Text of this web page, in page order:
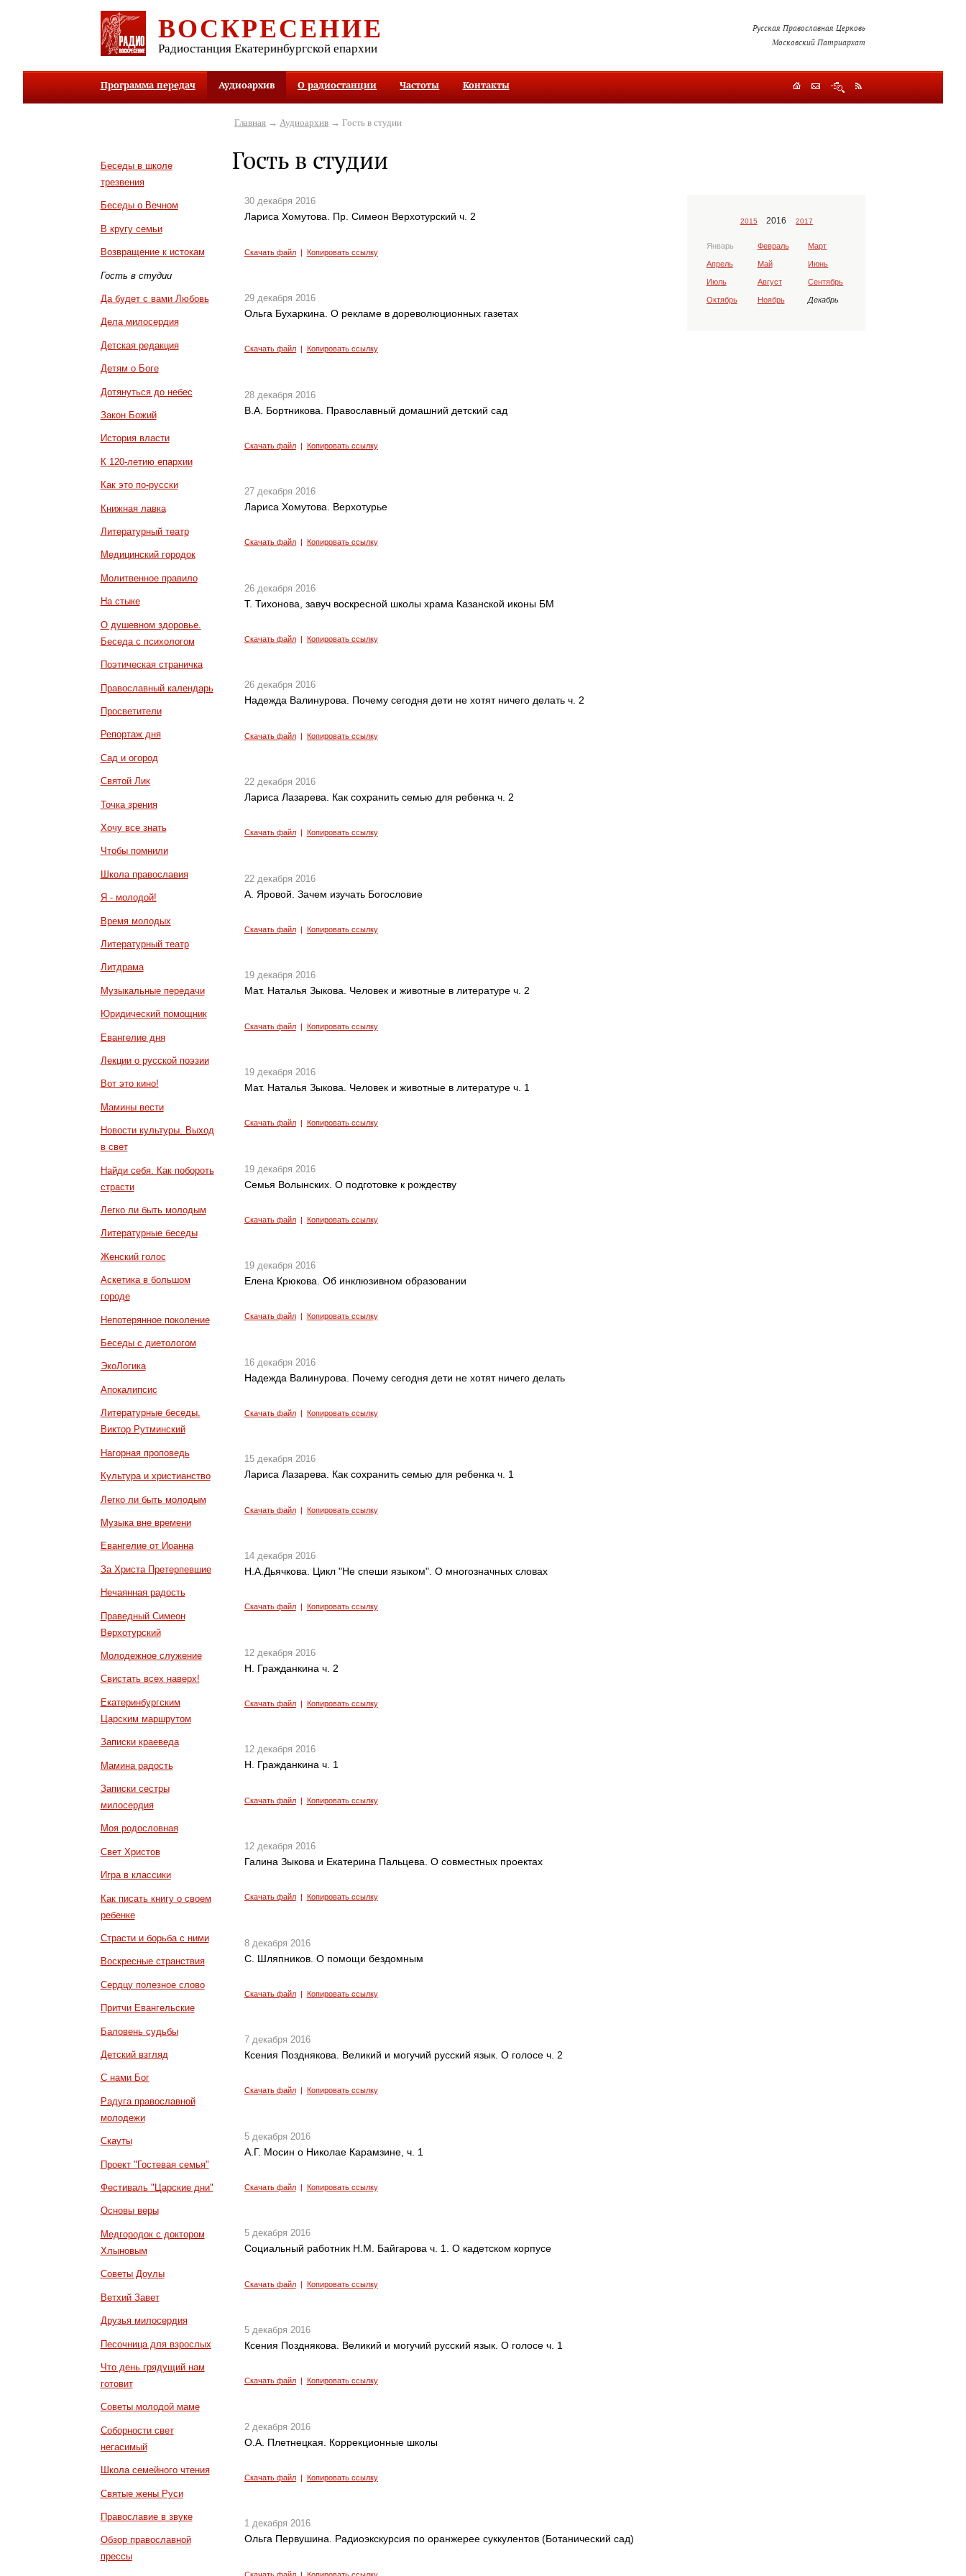
ВОСКРЕСЕНИЕ
Радиостанция Екатеринбургской епархии
Русская Православная Церковь
Московский Патриархат
Программа передач Аудиоархив О радиостанции Частоты Контакты
Беседы в школе
трезвения
Беседы о Вечном
В кругу семьи
Возвращение к истокам
Гость в студии
Да будет с вами Любовь
Дела милосердия
Детская редакция
Детям о Боге
Дотянуться до небес
Закон Божий
История власти
К 120-летию епархии
Как это по-русски
Книжная лавка
Литературный театр
Медицинский городок
Молитвенное правило
На стыке
О душевном здоровье.
Беседа с психологом
Поэтическая страничка
Православный календарь
Просветители
Репортаж дня
Сад и огород
Святой Лик
Точка зрения
Хочу все знать
Чтобы помнили
Школа православия
Я - молодой!
Время молодых
Литературный театр
Литдрама
Музыкальные передачи
Юридический помощник
Евангелие дня
Лекции о русской поэзии
Вот это кино!
Мамины вести
Новости культуры. Выход
в свет
Найди себя. Как побороть
страсти
Легко ли быть молодым
Литературные беседы
Женский голос
Аскетика в большом
городе
Непотерянное поколение
Беседы с диетологом
ЭкоЛогика
Апокалипсис
Литературные беседы.
Виктор Рутминский
Нагорная проповедь
Культура и христианство
Легко ли быть молодым
Музыка вне времени
Евангелие от Иоанна
За Христа Претерпевшие
Нечаянная радость
Праведный Симеон
Верхотурский
Молодежное служение
Свистать всех наверх!
Екатеринбургским
Царским маршрутом
Записки краеведа
Мамина радость
Записки сестры
милосердия
Моя родословная
Свет Христов
Игра в классики
Как писать книгу о своем
ребенке
Страсти и борьба с ними
Воскресные странствия
Сердцу полезное слово
Притчи Евангельские
Баловень судьбы
Детский взгляд
С нами Бог
Радуга православной
молодежи
Скауты
Проект "Гостевая семья"
Фестиваль "Царские дни"
Основы веры
Медгородок с доктором
Хлыновым
Советы Доулы
Ветхий Завет
Друзья милосердия
Песочница для взрослых
Что день грядущий нам
готовит
Советы молодой маме
Соборности свет
негасимый
Школа семейного чтения
Святые жены Руси
Православие в звуке
Обзор православной
прессы
Главная → Аудиоархив → Гость в студии
Гость в студии
30 декабря 2016
Лариса Хомутова. Пр. Симеон Верхотурский ч. 2
Скачать файл| Копировать ссылку
29 декабря 2016
Ольга Бухаркина. О рекламе в дореволюционных газетах
Скачать файл| Копировать ссылку
28 декабря 2016
В.А. Бортникова. Православный домашний детский сад
Скачать файл| Копировать ссылку
27 декабря 2016
Лариса Хомутова. Верхотурье
Скачать файл| Копировать ссылку
26 декабря 2016
Т. Тихонова, завуч воскресной школы храма Казанской иконы БМ
Скачать файл| Копировать ссылку
26 декабря 2016
Надежда Валинурова. Почему сегодня дети не хотят ничего делать ч. 2
Скачать файл| Копировать ссылку
22 декабря 2016
Лариса Лазарева. Как сохранить семью для ребенка ч. 2
Скачать файл| Копировать ссылку
22 декабря 2016
А. Яровой. Зачем изучать Богословие
Скачать файл| Копировать ссылку
19 декабря 2016
Мат. Наталья Зыкова. Человек и животные в литературе ч. 2
Скачать файл| Копировать ссылку
19 декабря 2016
Мат. Наталья Зыкова. Человек и животные в литературе ч. 1
Скачать файл| Копировать ссылку
19 декабря 2016
Семья Волынских. О подготовке к рождеству
Скачать файл| Копировать ссылку
19 декабря 2016
Елена Крюкова. Об инклюзивном образовании
Скачать файл| Копировать ссылку
16 декабря 2016
Надежда Валинурова. Почему сегодня дети не хотят ничего делать
Скачать файл| Копировать ссылку
15 декабря 2016
Лариса Лазарева. Как сохранить семью для ребенка ч. 1
Скачать файл| Копировать ссылку
14 декабря 2016
Н.А.Дьячкова. Цикл "Не спеши языком". О многозначных словах
Скачать файл| Копировать ссылку
12 декабря 2016
Н. Гражданкина ч. 2
Скачать файл| Копировать ссылку
12 декабря 2016
Н. Гражданкина ч. 1
Скачать файл| Копировать ссылку
12 декабря 2016
Галина Зыкова и Екатерина Пальцева. О совместных проектах
Скачать файл| Копировать ссылку
8 декабря 2016
С. Шляпников. О помощи бездомным
Скачать файл| Копировать ссылку
7 декабря 2016
Ксения Позднякова. Великий и могучий русский язык. О голосе ч. 2
Скачать файл| Копировать ссылку
5 декабря 2016
А.Г. Мосин о Николае Карамзине, ч. 1
Скачать файл| Копировать ссылку
5 декабря 2016
Социальный работник Н.М. Байгарова ч. 1. О кадетском корпусе
Скачать файл| Копировать ссылку
5 декабря 2016
Ксения Позднякова. Великий и могучий русский язык. О голосе ч. 1
Скачать файл| Копировать ссылку
2 декабря 2016
О.А. Плетнецкая. Коррекционные школы
Скачать файл| Копировать ссылку
1 декабря 2016
Ольга Первушина. Радиоэкскурсия по оранжерее суккулентов (Ботанический сад)
Скачать файл| Копировать ссылку
2015 2016 2017
Январь Февраль Март
Апрель Май Июнь
Июль Август Сентябрь
Октябрь Ноябрь Декабрь